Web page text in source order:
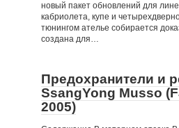
новый пакет обновлений для
кабриолета, купе и
тюнингом ателье собирается
создана для…
Предохранители и
SsangYong Musso
2005)